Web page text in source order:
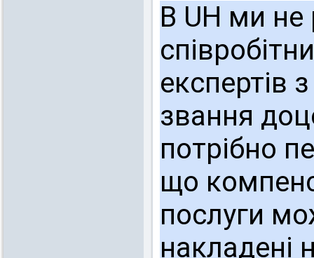
В UH ми
експертів
звання
потрібно
що
послуги
накладені